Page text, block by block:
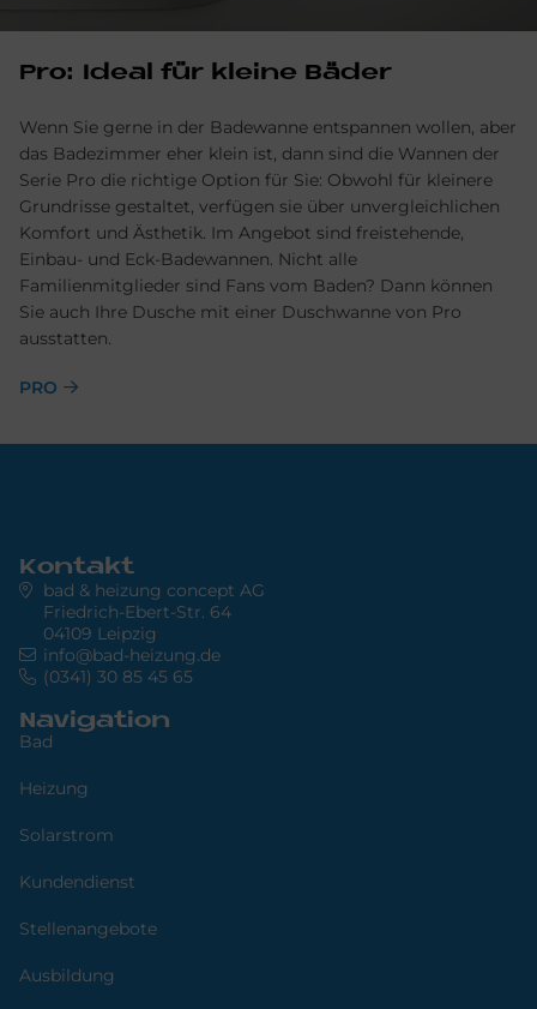
Pro: Ideal für kleine Bäder
Wenn Sie gerne in der Badewanne entspannen wollen, aber
das Badezimmer eher klein ist, dann sind die Wannen der
Serie Pro die richtige Option für Sie: Obwohl für kleinere
Grundrisse gestaltet, verfügen sie über unvergleichlichen
Komfort und Ästhetik. Im Angebot sind freistehende,
Einbau- und Eck-Badewannen. Nicht alle
Familienmitglieder sind Fans vom Baden? Dann können
Sie auch Ihre Dusche mit einer Duschwanne von Pro
ausstatten.
PRO
Kontakt
bad & heizung concept AG
Friedrich-Ebert-Str. 64
04109 Leipzig
info@bad-heizung.de
(0341) 30 85 45 65
Navigation
Bad
Heizung
Solarstrom
Kundendienst
Stellenangebote
Ausbildung